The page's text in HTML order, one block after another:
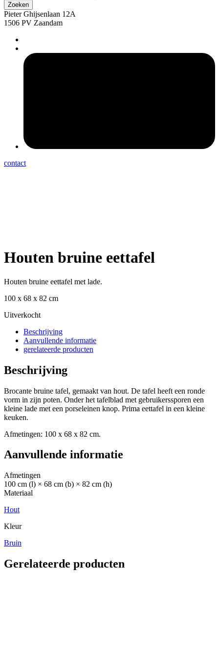
Pieter Ghijsenlaan 12A
1506 PV Zaandam
contact
Houten bruine eettafel
Houten bruine eettafel met lade.
100 x 68 x 82 cm
Uitverkocht
Beschrijving
Aanvullende informatie
gerelateerde producten
Beschrijving
Brocante bruine tafel, gemaakt van hout. De tafel heeft een ronde
vorm in zijn poten. Onder het tafelblad met gebruikerssporen een
kleine lade met een porseleinen knop. Prima eettafel in een kleine
keuken.
Afmetingen: 100 x 68 x 82 cm.
Aanvullende informatie
Afmetingen
100 cm (l) × 68 cm (b) × 82 cm (h)
Materiaal
Hout
Kleur
Bruin
Gerelateerde producten